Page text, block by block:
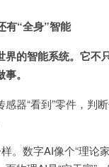
有“全身”智能
的智能系统。它
。
器“看到”零件，判
。数字AI像个“理